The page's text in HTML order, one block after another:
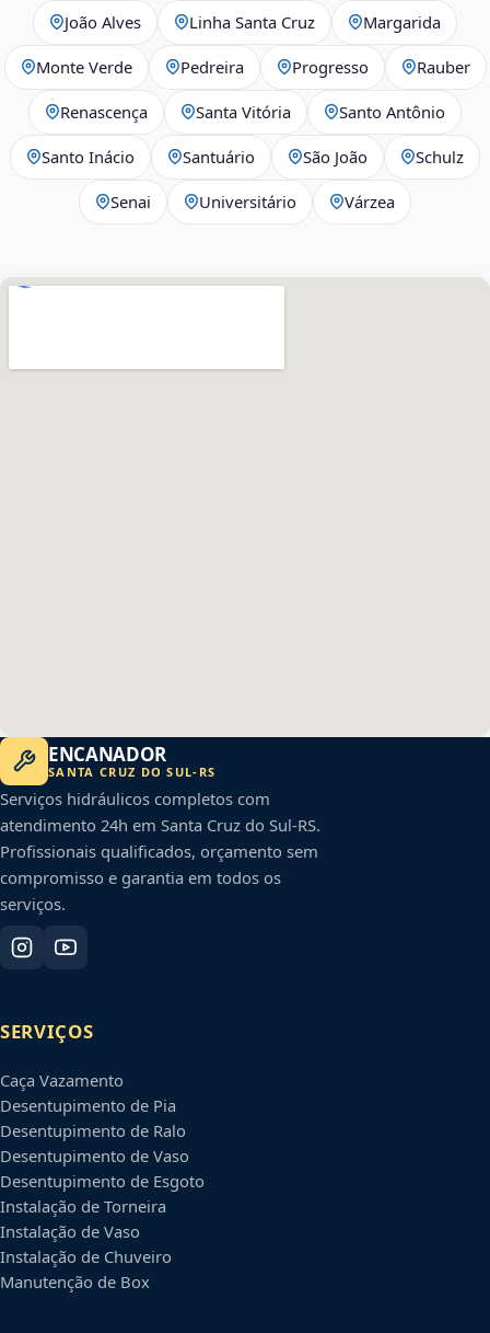
João Alves Linha Santa Cruz Margarida
Monte Verde Pedreira Progresso Rauber
Renascença Santa Vitória Santo Antônio
Santo Inácio Santuário São João Schulz
Senai Universitário Várzea
ENCANADOR
SANTA CRUZ DO SUL- RS
Serviços hidráulicos completos com
atendimento 24h em Santa Cruz do Sul-RS.
Profissionais qualificados, orçamento sem
compromisso e garantia em todos os
serviços.
SERVIÇOS
Caça Vazamento
Desentupimento de Pia
Desentupimento de Ralo
Desentupimento de Vaso
Desentupimento de Esgoto
Instalação de Torneira
Instalação de Vaso
Instalação de Chuveiro
Manutenção de Box